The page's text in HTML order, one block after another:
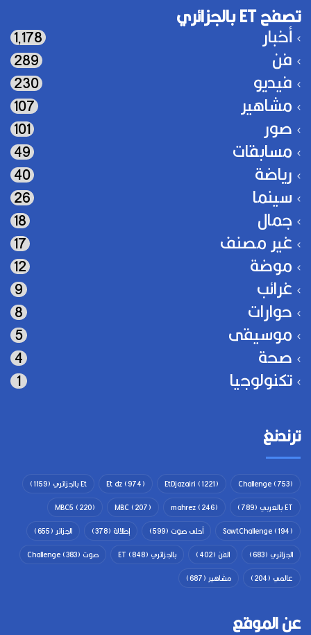
تصفح ET بالجزائري
أخبار 1٬178
فن 289
فيديو 230
مشاهير 107
صور 101
مسابقات 49
رياضة 40
سينما 26
جمال 18
غير مصنف 17
موضة 12
غرائب 9
حوارات 8
موسيقى 5
صحة 4
تكنولوجيا 1
ترندنغ
Challenge(753)
EtDjazairi (1221)
Et dz(974) Et بالجزائري
(1159)
ET بالعربي
(789)
mahrez(246)
MBC(207)
MBC5 (220)
SawtChallenge(194) أحلى صوت (599) إطلالة (378) الجزائر (655)
الجزائري (683) الفن (402) بالجزائري ET (848) صوت Challenge (383)
عالمي (204) مشاهير (687)
عن الموقع